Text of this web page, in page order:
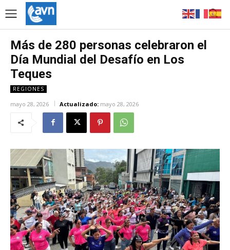
Más de 280 personas celebraron el
Día Mundial del Desafío en Los
Teques
REGIONES
mayo 28, 2026 Actualizado: mayo 28, 2026